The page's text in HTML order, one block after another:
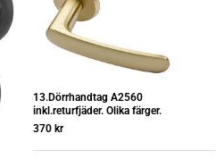
13.Dörrhandtag A2560
inkl.returfjäder. Olika färger.
370 kr